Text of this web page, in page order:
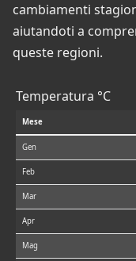
cambiamenti
aiutandoti a
queste regioni.
Temperatura °C
Mese
Gen
Feb
Mar
Apr
Mag